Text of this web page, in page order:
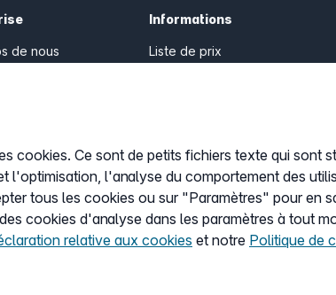
de nous
Informations
Liste de prix
Définir les cookies
cookies. Ce sont de petits fichiers texte qui sont
l'optimisation, l'analyse du comportement des
tous les cookies ou sur "Paramètres" pour en
cookies d'analyse dans les paramètres à tout
relative aux cookies et notre Politique de